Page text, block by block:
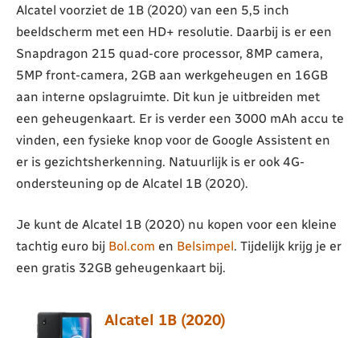
Alcatel voorziet de 1B (2020) van een 5,5 inch
beeldscherm met een HD+ resolutie. Daarbij is er een
Snapdragon 215 quad-core processor, 8MP camera,
5MP front-camera, 2GB aan werkgeheugen en 16GB
aan interne opslagruimte. Dit kun je uitbreiden met
een geheugenkaart. Er is verder een 3000 mAh accu te
vinden, een fysieke knop voor de Google Assistent en
er is gezichtsherkenning. Natuurlijk is er ook 4G-
ondersteuning op de Alcatel 1B (2020).
Je kunt de Alcatel 1B (2020) nu kopen voor een kleine
tachtig euro bij Bol.com en Belsimpel. Tijdelijk krijg je er
een gratis 32GB geheugenkaart bij.
Alcatel 1B (2020)